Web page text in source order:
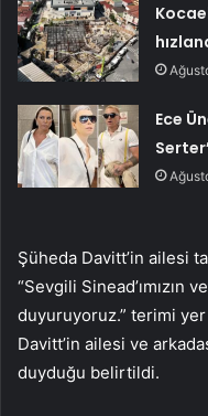
Ece
Şüheda Davitt’in ailesi
“Sevgili Sinead’ımızın
duyuruyoruz.” terimi yer
Davitt’in ailesi ve
duyduğu belirtildi.